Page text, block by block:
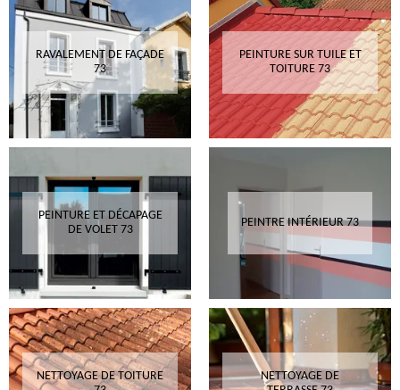
RAVALEMENT DE FAÇADE
73
PEINTURE SUR TUILE ET
TOITURE 73
PEINTURE ET DÉCAPAGE
DE VOLET 73
PEINTRE INTÉRIEUR 73
NETTOYAGE DE TOITURE
NETTOYAGE DE